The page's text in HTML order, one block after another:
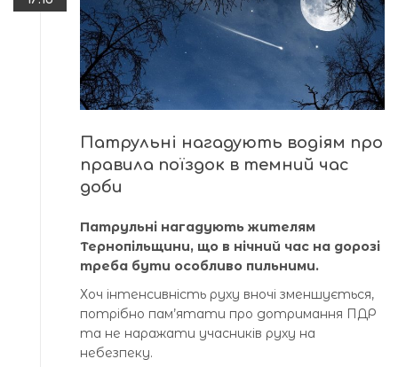
Патрульні нагадують водіям про
правила поїздок в темний час
доби
Патрульні нагадують жителям
Тернопільщини, що в нічний час на дорозі
треба бути особливо пильними.
Хоч інтенсивність руху вночі зменшується,
потрібно пам’ятати про дотримання ПДР
та не наражати учасників руху на
небезпеку.